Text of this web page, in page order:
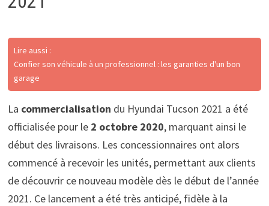
Lire aussi :
Confier son véhicule à un professionnel : les garanties d'un bon
garage
La commercialisation du Hyundai Tucson 2021 a été
officialisée pour le 2 octobre 2020, marquant ainsi le
début des livraisons. Les concessionnaires ont alors
commencé à recevoir les unités, permettant aux clients
de découvrir ce nouveau modèle dès le début de l’année
2021. Ce lancement a été très anticipé, fidèle à la